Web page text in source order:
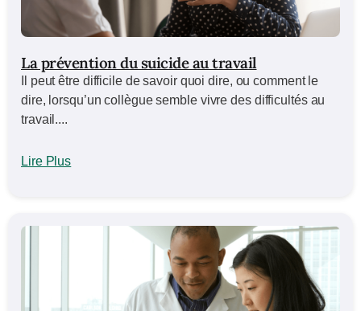
La prévention du suicide au travail
Il peut être difficile de savoir quoi dire, ou comment le
dire, lorsqu’un collègue semble vivre des difficultés au
travail....
Lire Plus